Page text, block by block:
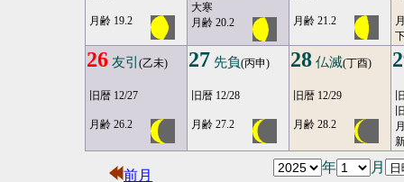
月齢 19.2
大寒
月齢 20.2
月齢 21.2
26 友引 (乙未)
旧暦 12/27
月齢 26.2
27 先負(丙申)
旧暦 12/28
月齢 27.2
28 仏滅(丁酉)
旧暦 12/29
月齢 28.2
前月
年 月